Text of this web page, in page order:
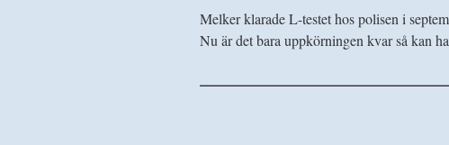
Melker klarade L-testet hos polisen i
Nu är det bara uppkörningen kvar så kan